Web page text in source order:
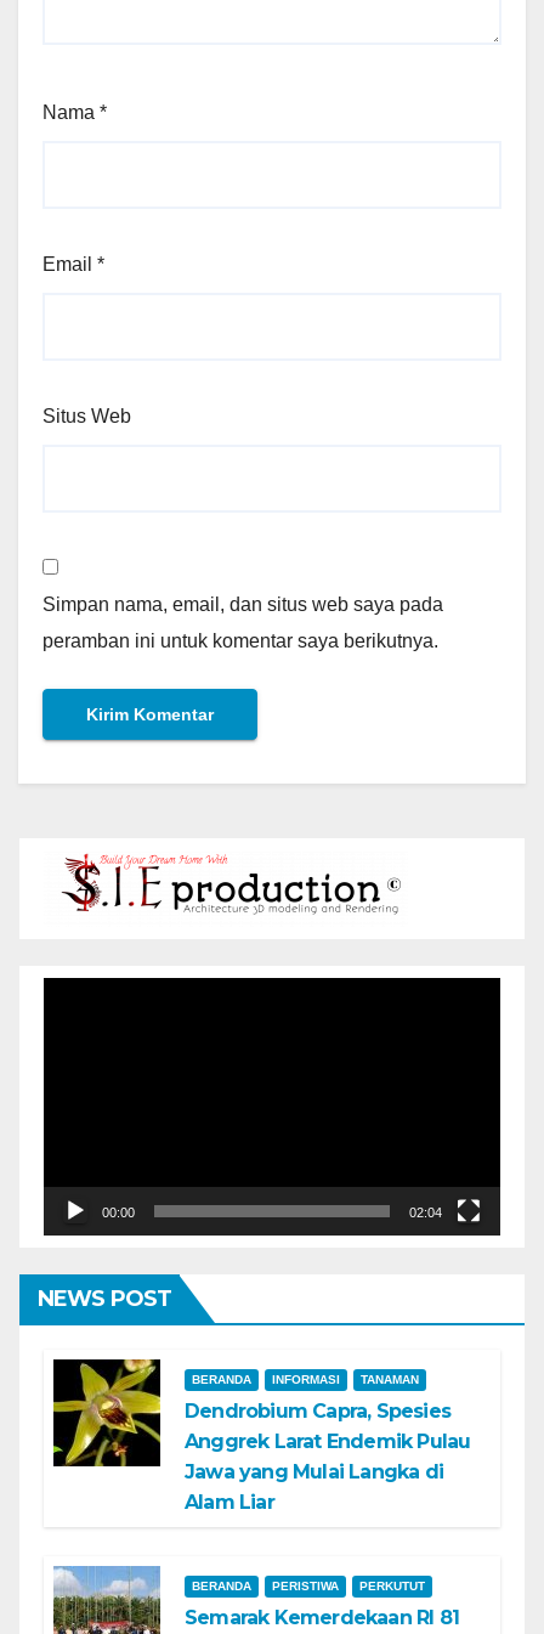
Nama *
Email *
Situs Web
Simpan nama, email, dan situs web saya pada
peramban ini untuk komentar saya berikutnya.
00:00 02:04
NEWS POST
BERANDA INFORMASI TANAMAN
Dendrobium Capra, Spesies
Anggrek Larat Endemik Pulau
Jawa yang Mulai Langka di
Alam Liar
BERANDA PERISTIWA PERKUTUT
Semarak Kemerdekaan RI 81